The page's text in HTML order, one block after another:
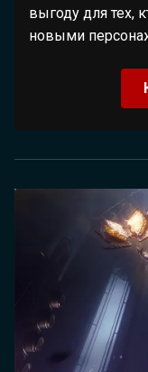
выгоду для тех,
новыми